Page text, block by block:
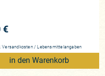
€
Versandkosten / Lebensmittelangaben
in den Warenkorb